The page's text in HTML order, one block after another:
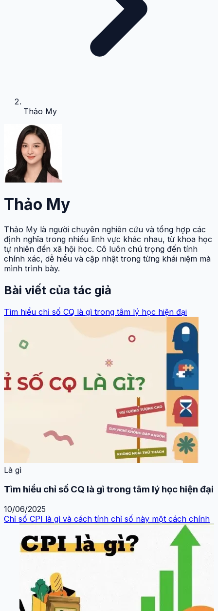
Thảo My
Thảo My
Thảo My là người chuyên nghiên cứu và tổng hợp các
định nghĩa trong nhiều lĩnh vực khác nhau, từ khoa học
tự nhiên đến xã hội học. Cô luôn chú trọng đến tính
chính xác, dễ hiểu và cập nhật trong từng khái niệm mà
mình trình bày.
Bài viết của tác giả
Tìm hiểu chỉ số CQ là gì trong tâm lý học hiện đại
Là gì
Tìm hiểu chỉ số CQ là gì trong tâm lý học hiện đại
10/06/2025
Chỉ số CPI là gì và cách tính chỉ số này một cách chính